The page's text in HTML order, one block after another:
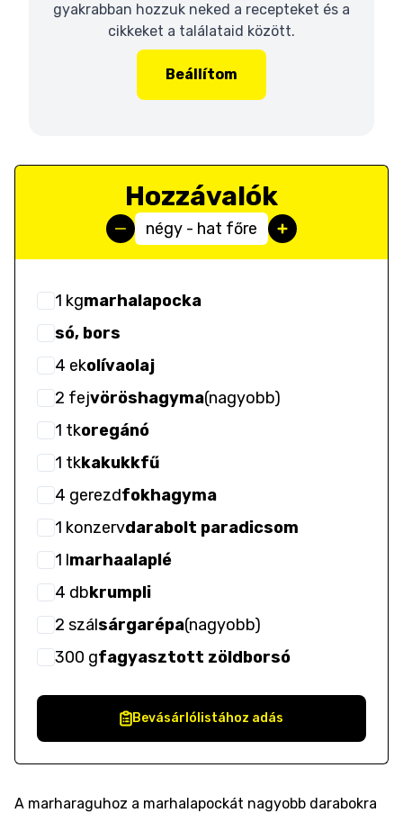
gyakrabban hozzuk neked a recepteket és a
cikkeket a találataid között.
Beállítom
Hozzávalók
négy - hat főre
1 kgmarhalapocka
só, bors
4 ekolívaolaj
2 fejvöröshagyma(nagyobb)
1 tkoregánó
1 tkkakukkfű
4 gerezdfokhagyma
1 konzervdarabolt paradicsom
1 lmarhaalaplé
4 dbkrumpli
2 szálsárgarépa(nagyobb)
300 gfagyasztott zöldborsó
Bevásárlólistához adás
A marharaguhoz a marhalapockát nagyobb darabokra